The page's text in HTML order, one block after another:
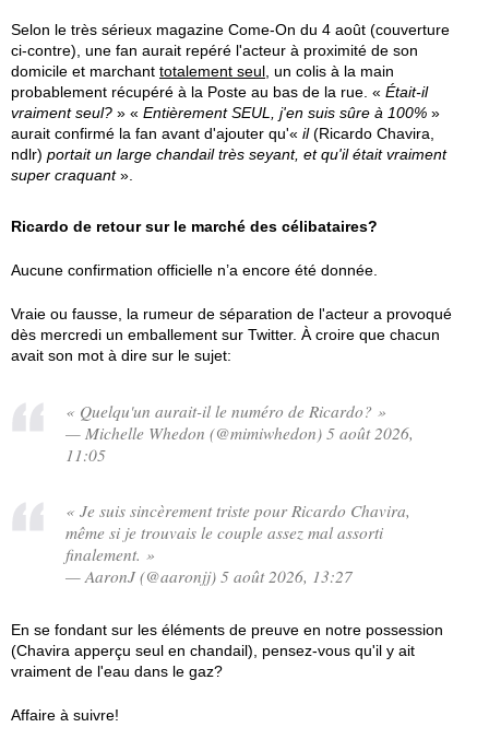
Selon le très sérieux magazine Come-On du 4 août (couverture
ci-contre), une fan aurait repéré l'acteur à proximité de son
domicile et marchant totalement seul , un colis à la main
probablement récupéré à la Poste au bas de la rue. « Était-il
vraiment seul? » « Entièrement SEUL, j'en suis sûre à 100% »
aurait confirmé la fan avant d'ajouter qu'« il(Ricardo Chavira,
ndlr) portait un large chandail très seyant, et qu'il était vraiment
super craquant».
Ricardo de retour sur le marché des célibataires?
Aucune confirmation officielle n’a encore été donnée.
Vraie ou fausse, la rumeur de séparation de l'acteur a provoqué
dès mercredi un emballement sur Twitter. À croire que chacun
avait son mot à dire sur le sujet:
« Quelqu'un aurait-il le numéro de Ricardo? »
— Michelle Whedon (@mimiwhedon) 5 août 2026,
11:05
« Je suis sincèrement triste pour Ricardo Chavira,
même si je trouvais le couple assez mal assorti
finalement. »
— AaronJ (@aaronjj) 5 août 2026, 13:27
En se fondant sur les éléments de preuve en notre possession
(Chavira apperçu seul en chandail), pensez-vous qu'il y ait
vraiment de l'eau dans le gaz?
Affaire à suivre!